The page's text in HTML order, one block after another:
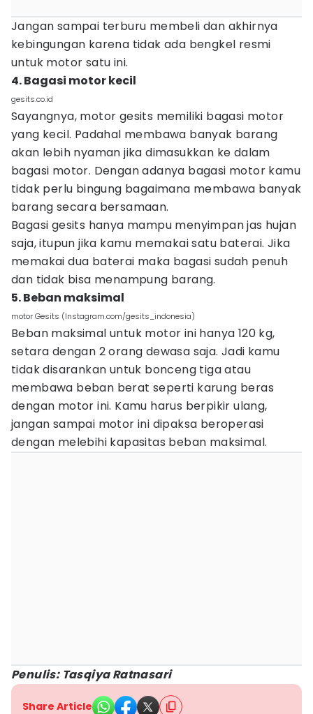
Jangan sampai terburu membeli dan akhirnya
kebingungan karena tidak ada bengkel resmi
untuk motor satu ini.
4. Bagasi motor kecil
gesits.co.id
Sayangnya, motor gesits memiliki bagasi motor
yang kecil. Padahal membawa banyak barang
akan lebih nyaman jika dimasukkan ke dalam
bagasi motor. Dengan adanya bagasi motor kamu
tidak perlu bingung bagaimana membawa banyak
barang secara bersamaan.
Bagasi gesits hanya mampu menyimpan jas hujan
saja, itupun jika kamu memakai satu baterai. Jika
memakai dua baterai maka bagasi sudah penuh
dan tidak bisa menampung barang.
5. Beban maksimal
motor Gesits (Instagram.com/gesits_indonesia)
Beban maksimal untuk motor ini hanya 120 kg,
setara dengan 2 orang dewasa saja. Jadi kamu
tidak disarankan untuk bonceng tiga atau
membawa beban berat seperti karung beras
dengan motor ini. Kamu harus berpikir ulang,
jangan sampai motor ini dipaksa beroperasi
dengan melebihi kapasitas beban maksimal.
Penulis: Tasqiya Ratnasari
Share Article